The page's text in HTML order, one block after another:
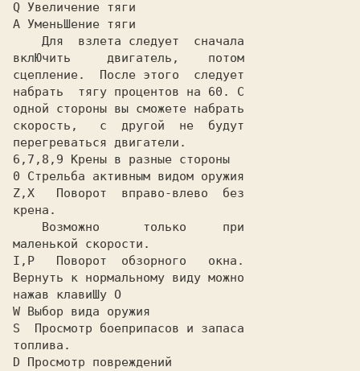
Q Увеличение тяги
А УменьШение тяги
вклЮчить     двигатель,    потом
сцепление.  После этого  следует
набрать  тягу процентов на 60. С
одной стороны вы сможете набрать
скорость,   с  другой  не  будут
перегреваться двигатели.
6,7,8,9 Крены в разные стороны
0 Стрельба активным видом оружия
Z,X   Поворот  вправо-влево  без
крена.
маленькой скорости.
I,P   Поворот  обзорного   окна.
Вернуть к нормальному виду можно
нажав клавиШу О
W Выбор вида оружия
S  Просмотр боеприпасов и запаса
топлива.
D Просмотр повреждений